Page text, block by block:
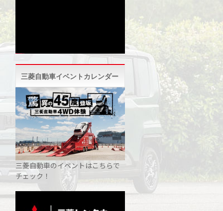
三菱自動車イベントカレンダー
三菱自動車のイベントはこちらで
チェック！